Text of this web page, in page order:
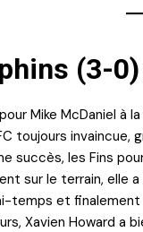
(3-
Mike McDaniel à
toujours invaincue,
succès, les Fins
sur le terrain, elle
temps et finalement
Xavien Howard a